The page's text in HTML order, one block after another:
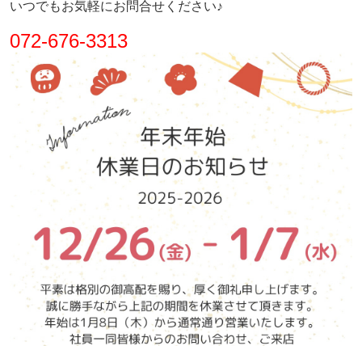
いつでもお気軽にお問合せください♪
072-676-3313